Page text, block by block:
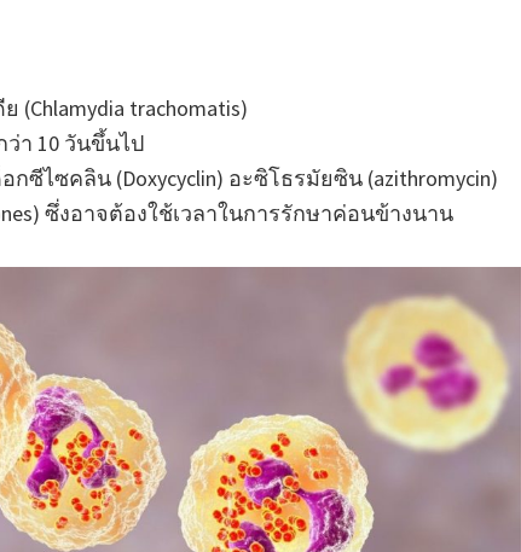
(Chlamydia trachomatis)
า 10 วันขึ้นไป
ซีไซคลิน (Doxycyclin) อะซิโธรมัยซิน (azithromycin)
ซึ่งอาจต้องใช้เวลาในการรักษาค่อนข้างนาน